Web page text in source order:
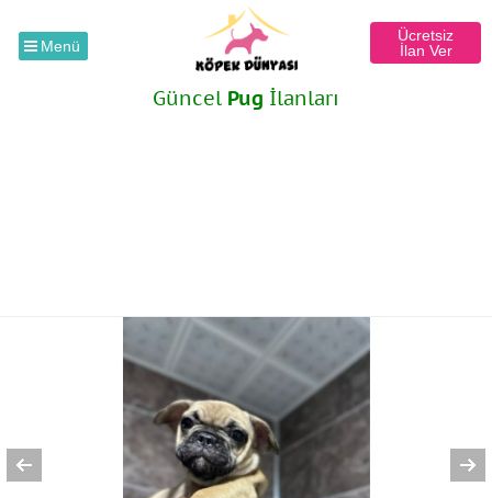
Menü
Ücretsiz
İlan Ver
Güncel Pug İlanları